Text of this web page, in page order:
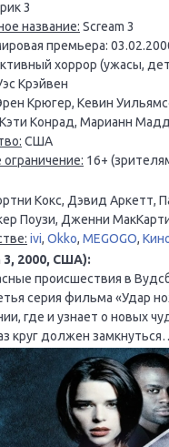
3
название: Scream 3
премьера:
хоррор (ужасы,
Крэйвен
Крюгер, Кевин
Кэти Конрад, Марианн
США
16+
Кокс, Дэвид Аркетт,
Поузи, Дженни
ivi, Okko, MEGOGO,
2000, США):
происшествия в
серия фильма «Удар
где и узнает о новых
круг должен